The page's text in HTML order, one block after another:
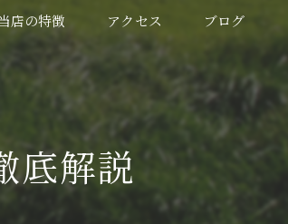
店の特徴
備
アクセス ブログ
底解説